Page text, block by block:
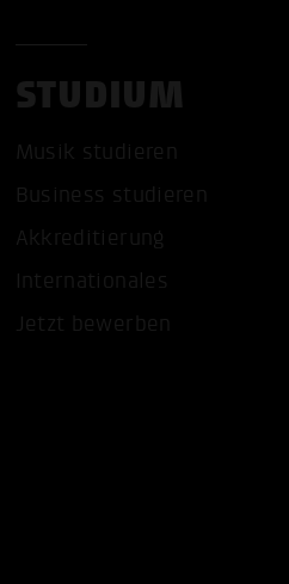
STUDIUM
Musik studieren
Business studieren
Akkreditierung
Internationales
Jetzt bewerben